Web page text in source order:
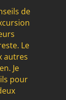
de
Le
autres
Je
pour